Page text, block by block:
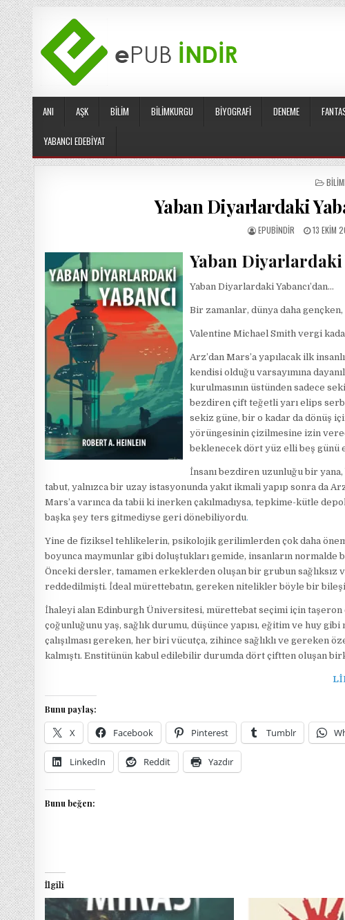
Skip
to
content
ANI AŞK BILIM BILIMKURGU BIYOGRAFI DENEME
YABANCI EDEBIYAT
Yaban Diyarlardaki
AUTHOR:
EPUBINDIR 13 EKIM
Yaban Diyarlardaki
Yaban Diyarlardaki Yabancı’dan…
Bir zamanlar, dünya daha gençken,
Valentine Michael Smith vergi
Arz’dan Mars’a yapılacak ilk
kendisi olduğu varsayımına
kurulmasının üstünden sadece
bezdiren çift teğetli yarı elips
sekiz güne, bir o kadar da dönüş
yörüngesinin çizilmesine izin
beklenecek dört yüz elli beş günü
İnsanı bezdiren uzunluğu bir
tabut, yalnızca bir uzay istasyonunda yakıt ikmali yapıp sonra da
Mars’a varınca da tabii ki inerken çakılmadıysa, tepkime-kütle
başka şey ters gitmediyse geri dönebiliyordu.
Yine de fiziksel tehlikelerin, psikolojik gerilimlerden çok daha
boyunca maymunlar gibi doluştukları gemide, insanların
Önceki dersler, tamamen erkeklerden oluşan bir grubun
reddedilmişti. İdeal mürettebatın, gereken nitelikler böyle bir
İhaleyi alan Edinburgh Üniversitesi, mürettebat seçimi için taşeron
çoğunluğunu yaş, sağlık durumu, düşünce yapısı, eğitim ve huy
çalışılması gereken, her biri vücutça, zihince sağlıklı ve gereken
kalmıştı. Enstitünün kabul edilebilir durumda dört çiftten oluşan
Bunu paylaş:
X Facebook Pinterest Tumblr
LinkedIn Reddit Yazdır
Bunu beğen:
İlgili